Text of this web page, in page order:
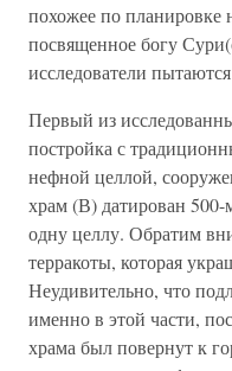
похожее по планировке
посвященное богу
исследователи
Первый из
постройка с
нефной целлой,
храм (В) датирован 500-
одну целлу. Обратим
терракоты, которая
Неудивительно, что
именно в этой части,
храма был повернут к